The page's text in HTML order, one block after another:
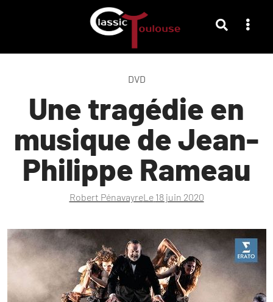
DVD
Une tragédie en
musique de Jean-
Philippe Rameau
Robert PénavayreLe 18 juin 2020